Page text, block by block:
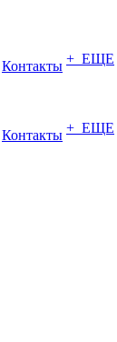
Контакты + ЕЩЕ
Контакты + ЕЩЕ